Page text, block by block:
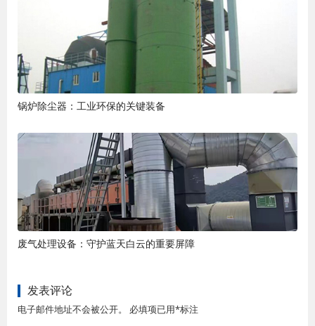
锅炉除尘器：工业环保的关键装备
废气处理设备：守护蓝天白云的重要屏障
发表评论
电子邮件地址不会被公开。 必填项已用*标注